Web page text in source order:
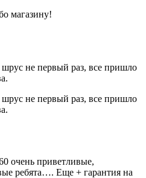
магазину!
не первый раз, все пришло
не первый раз, все пришло
очень приветливые,
ребята…. Еще + гарантия на